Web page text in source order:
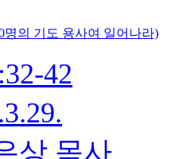
명의 기도 용사여 일어나라)
42
상 목사